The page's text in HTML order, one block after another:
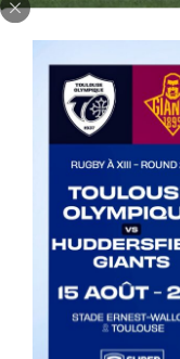
Thomas Lacans